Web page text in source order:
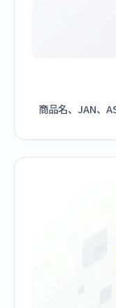
商品名、JAN、